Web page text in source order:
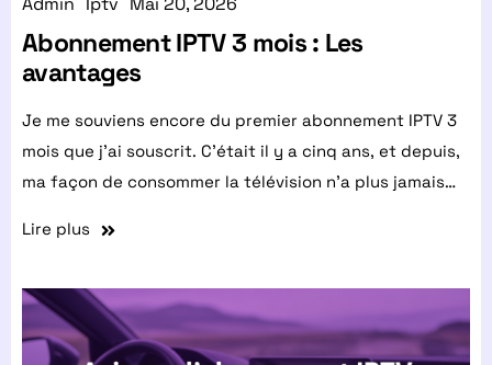
Abonnement IPTV 3 mois : Les
avantages
Je me souviens encore du premier abonnement IPTV 3
mois que j'ai souscrit. C'était il y a cinq ans, et depuis,
ma façon de consommer la télévision n'a plus jamais…
Lire plus